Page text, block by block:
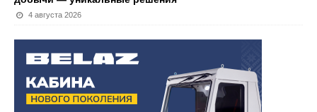
4 августа 2026